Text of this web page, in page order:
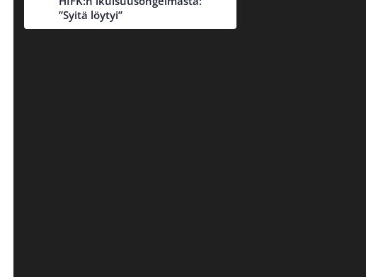
”Syitä löytyi”